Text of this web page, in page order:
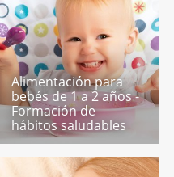
Alimentación para
bebés de 1 a 2 años -
Formación de
hábitos saludables